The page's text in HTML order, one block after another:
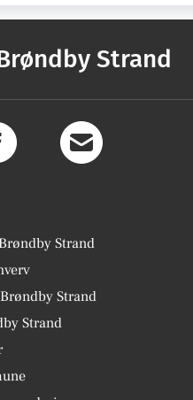
Strand
Strand
Strand
Strand